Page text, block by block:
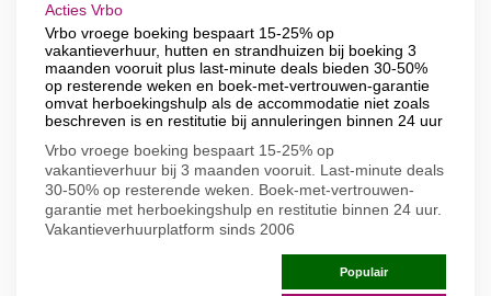
Acties Vrbo
Vrbo vroege boeking bespaart 15-25% op
vakantieverhuur, hutten en strandhuizen bij boeking 3
maanden vooruit plus last-minute deals bieden 30-50%
op resterende weken en boek-met-vertrouwen-garantie
omvat herboekingshulp als de accommodatie niet zoals
beschreven is en restitutie bij annuleringen binnen 24 uur
Vrbo vroege boeking bespaart 15-25% op
vakantieverhuur bij 3 maanden vooruit. Last-minute deals
30-50% op resterende weken. Boek-met-vertrouwen-
garantie met herboekingshulp en restitutie binnen 24 uur.
Vakantieverhuurplatform sinds 2006
Populair